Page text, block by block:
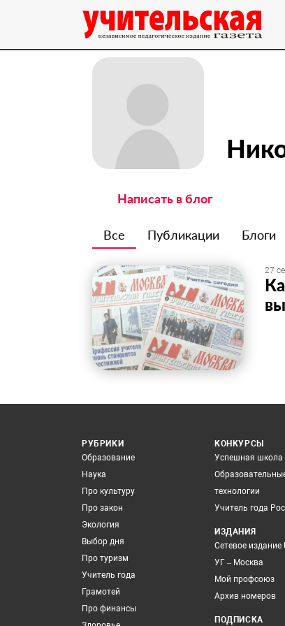
Написать в блог
Все Публикации Блоги
27
РУБРИКИ
Образование
Наука
Про культуру
Про закон
Экология
Выбор дня
Про туризм
Учитель года
Грамотей
Про финансы
КОНКУРСЫ
Успешная школа
технологии
Учитель года
ИЗДАНИЯ
Сетевое издание
УГ – Москва
Мой профсоюз
Архив номеров
ПОДПИСКА